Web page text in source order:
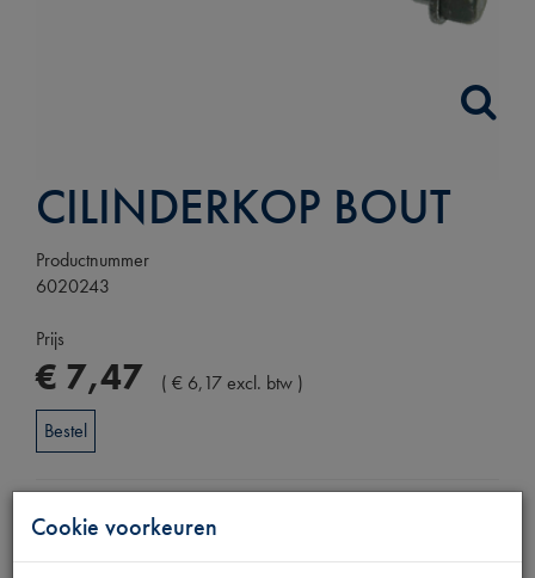
CILINDERKOP BOUT
Productnummer
6020243
Prijs
€ 7,47 ( € 6,17excl. btw )
Bestel
Specificaties Omschrijving
Cookie voorkeuren